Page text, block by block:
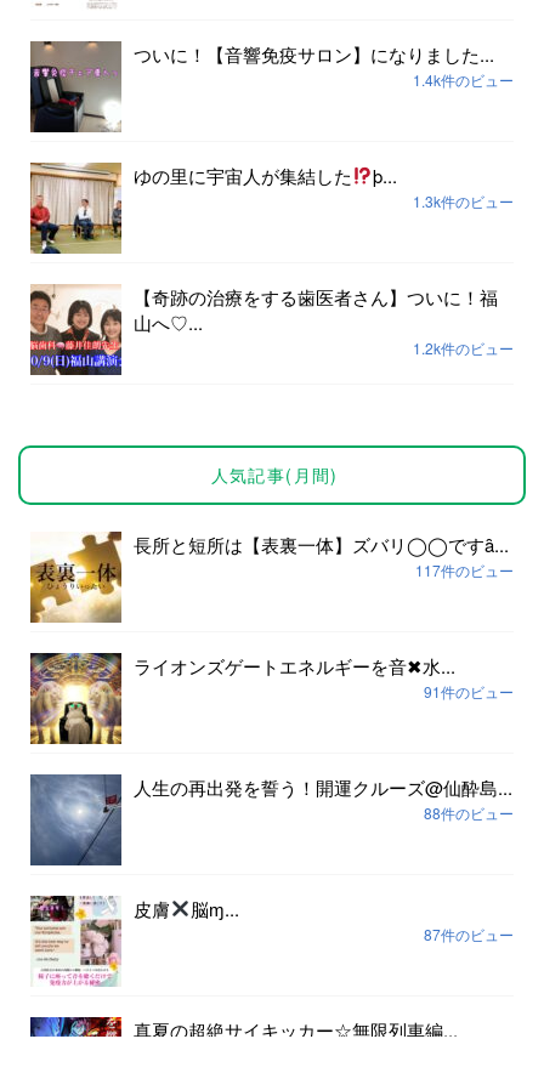
ついに！【音響免疫サロン】になりました...
1.4k件のビュー
ゆの里に宇宙人が集結した þ...
1.3k件のビュー
【奇跡の治療をする歯医者さん】ついに！福
山へ♡...
1.2k件のビュー
人気記事(月間)
長所と短所は【表裏一体】ズバリ◯◯ですȃ...
117件のビュー
ライオンズゲートエネルギーを音✖︎水...
91件のビュー
人生の再出発を誓う！開運クルーズ@仙酔島...
88件のビュー
皮膚 脳ɱ...
87件のビュー
真夏の超絶サイキッカー☆無限列車編...